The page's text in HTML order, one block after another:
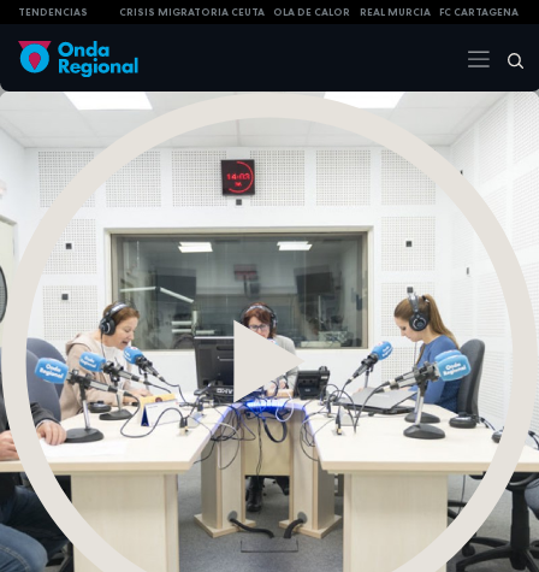
TENDENCIAS CRISIS MIGRATORIA CEUTA OLA DE CALOR REAL MURCIA FC CARTAGENA